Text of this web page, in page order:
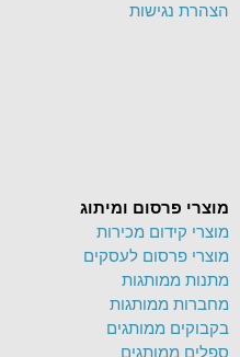
מוצרי פרסום ומיתוג
מוצרי קידום מכירות
מוצרי פרסום לעסקים
מתנות ממותגות
מחברות ממותגות
בקבוקים ממותגים
ספלים ממותגים
הצהרת נגישות